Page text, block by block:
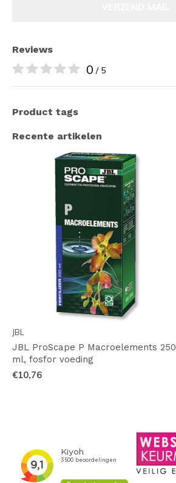
Reviews
0 / 5
Product tags
Recente artikelen
JBL
JBL ProScape P Macroelements 250
ml, fosfor voeding
€10,76